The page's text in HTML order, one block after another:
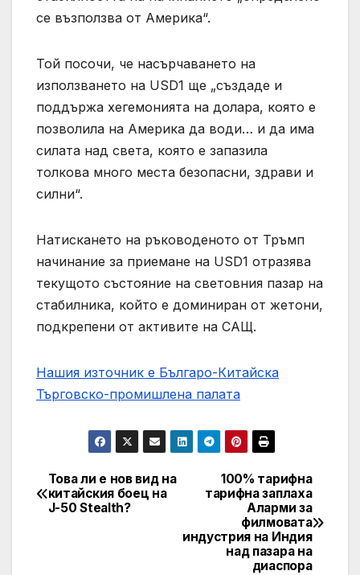
се възползва от Америка“.
Той посочи, че насърчаването на
използването на USD1 ще „създаде и
поддържа хегемонията на долара, която е
позволила на Америка да води… и да има
силата над света, която е запазила
толкова много места безопасни, здрави и
силни“.
Натискането на ръководеното от Тръмп
начинание за приемане на USD1 отразява
текущото състояние на световния пазар на
стабилника, който е доминиран от жетони,
подкрепени от активите на САЩ.
Нашия източник е Българо-Китайска
Търговско-промишлена палaта
Post
navigation
100% тарифна
тарифна заплаха
Аларми за
филмовата
индустрия на Индия
над пазара на
диаспора
Това ли е нов вид на
китайския боец ​​на
J-50 Stealth?